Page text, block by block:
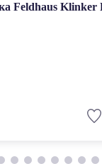
Feldhaus Klinker